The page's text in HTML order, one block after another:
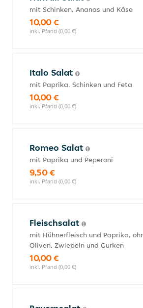
mit Schinken, Ananas und Käse
10,00 €
inkl. Pfand (0,00 €)
Italo Salat
mit Paprika, Schinken und Feta
10,00 €
inkl. Pfand (0,00 €)
Romeo Salat
mit Paprika und Peperoni
9,50 €
inkl. Pfand (0,00 €)
Fleischsalat
mit Hühnerfleisch und Paprika,
Oliven, Zwiebeln und Gurken
10,00 €
inkl. Pfand (0,00 €)